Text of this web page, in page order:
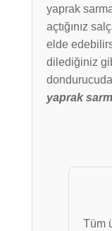
yaprak
açtığınız
elde
dilediğiniz
yaprak
Tüm